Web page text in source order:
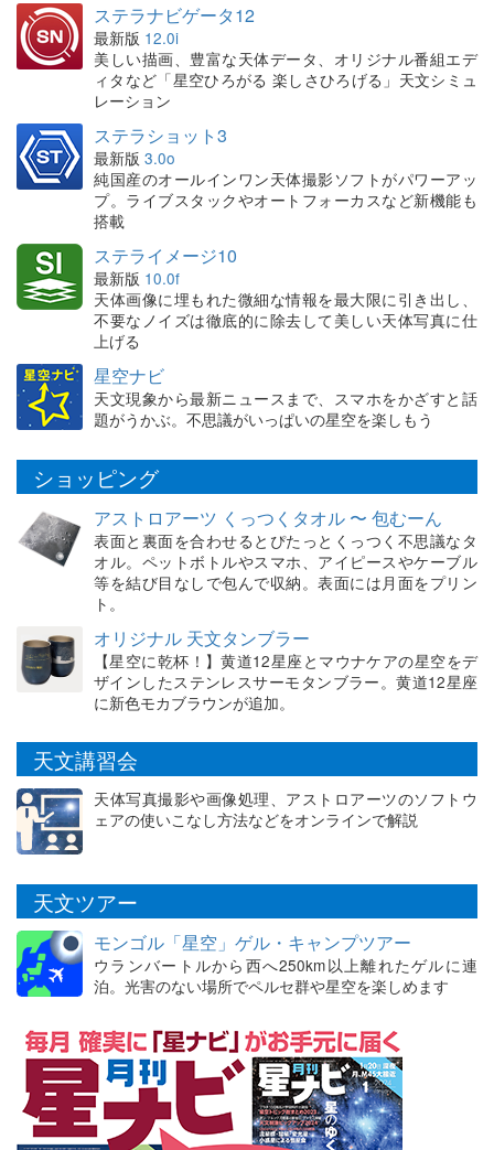
ステラナビゲータ12
最新版 12.0i
美しい描画、豊富な天体データ、オリジナル番組エデ
ィタなど「星空ひろがる 楽しさひろげる」天文シミュ
レーション
ステラショット3
最新版 3.0o
純国産のオールインワン天体撮影ソフトがパワーアッ
プ。ライブスタックやオートフォーカスなど新機能も
搭載
ステライメージ10
最新版 10.0f
天体画像に埋もれた微細な情報を最大限に引き出し、
不要なノイズは徹底的に除去して美しい天体写真に仕
上げる
星空ナビ
天文現象から最新ニュースまで、スマホをかざすと話
題がうかぶ。不思議がいっぱいの星空を楽しもう
ショッピング
アストロアーツ くっつくタオル 〜 包むーん
表面と裏面を合わせるとぴたっとくっつく不思議なタ
オル。ペットボトルやスマホ、アイピースやケーブル
等を結び目なしで包んで収納。表面には月面をプリン
ト。
オリジナル 天文タンブラー
【星空に乾杯！】黄道12星座とマウナケアの星空をデ
ザインしたステンレスサーモタンブラー。黄道12星座
に新色モカブラウンが追加。
天文講習会
天体写真撮影や画像処理、アストロアーツのソフトウ
ェアの使いこなし方法などをオンラインで解説
天文ツアー
モンゴル「星空」ゲル・キャンプツアー
ウランバートルから西へ250km以上離れたゲルに連
泊。光害のない場所でペルセ群や星空を楽しめます